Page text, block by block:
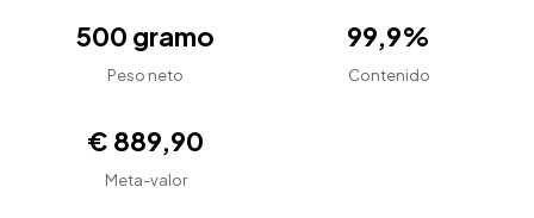
500 gramo
Peso neto
99,9%
Contenido
€ 889,90
Meta-valor